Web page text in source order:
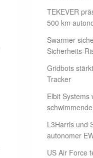
TEKEVER
500 km
Swarmer
Sicherheits-
Gridbots
Tracker
Elbit Systems
L3Harris und
autonomer
US Air Force